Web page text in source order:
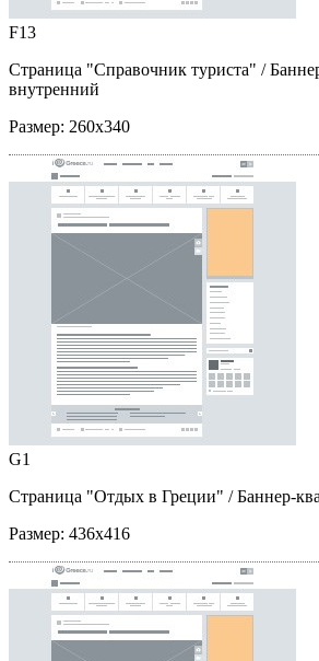
F13
Страница "Справочник туриста" /
внутренний
Размер: 260x340
G1
Страница "Отдых в Греции" / Баннер-
Размер: 436x416